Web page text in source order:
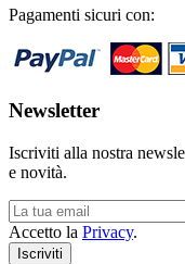
Pagamenti sicuri con:
Newsletter
Iscriviti alla nostra
e novità.
Accetto la Privacy.